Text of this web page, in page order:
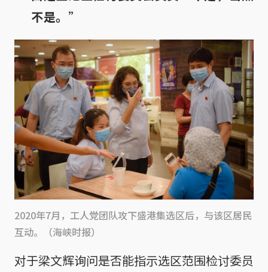
不是。 ”
2020年7月，工人党团队攻下盛港集选区后，与该区居民
互动。（海峡时报）
对于梁文辉询问是否能指示选区范围检讨委员